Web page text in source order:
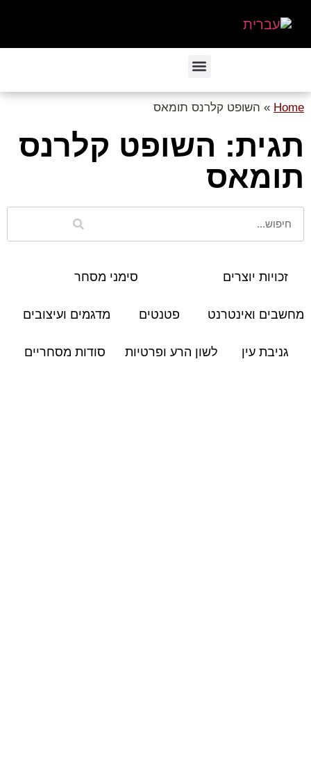
Home
» השופט קלרנס תומאס
תגית: השופט קלרנס
תומאס
זכויות יוצרים סימני מסחר
מחשבים ואינטרנט פטנטים מדגמים ועיצובים
גניבת עין לשון הרע ופרטיות סודות מסחריים